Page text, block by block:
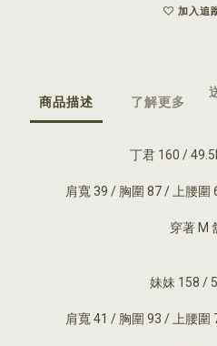
加入追
商品描述 了解更多
丁君 160 /
肩寬 39 / 胸圍 87 / 上腰圍
穿著 M
妹妹 158 /
肩寬 41 / 胸圍 93 / 上腰圍